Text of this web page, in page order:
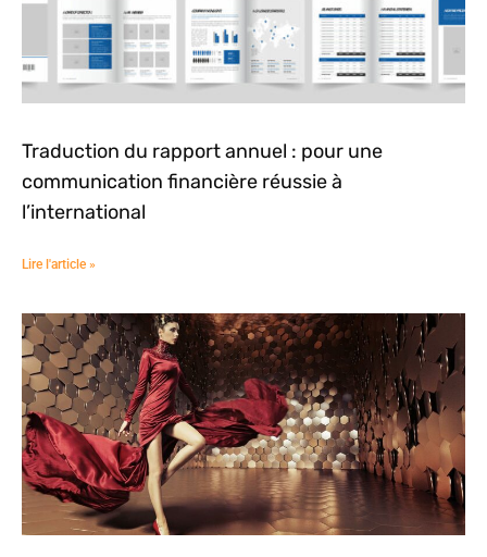
Traduction du rapport annuel : pour une
communication financière réussie à
l’international
Lire l'article »